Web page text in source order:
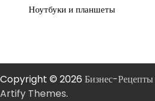
Ноутбуки и планшеты
Copyright © 2026 Бизнес-Рецепты
Artify Themes.